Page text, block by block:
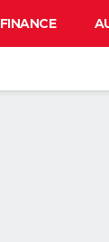
FINANCE